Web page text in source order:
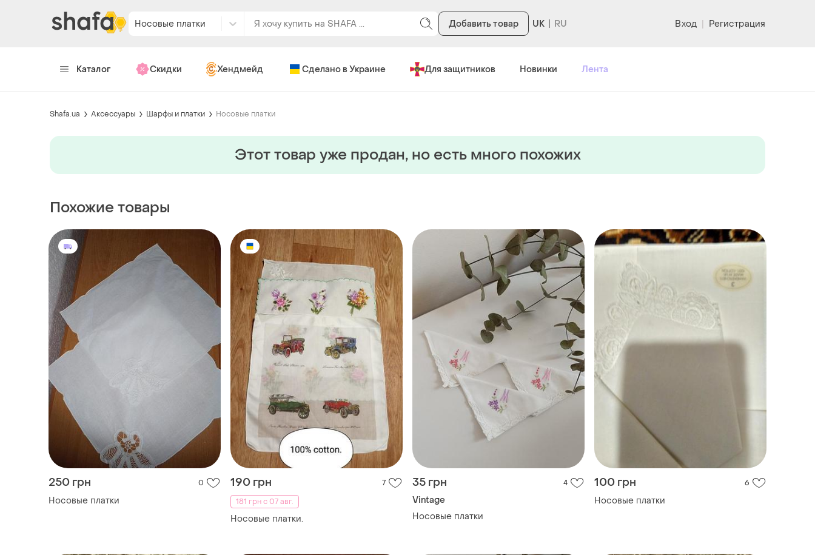
Носовые платки Добавить товар UK Вход | Регистрация
Каталог Скидки Хендмейд Сделано в Украине Для защитников Новинки Лента
Shafa.ua Аксессуары Шарфы и платки Носовые платки
Этот товар уже продан, но есть много похожих
Похожие товары
250 грн 0
Носовые платки
190 грн
7
181 грн с 07 авг.
Носовые платки.
35 грн 4
Vintage
Носовые платки
100 грн 6
Носовые платки